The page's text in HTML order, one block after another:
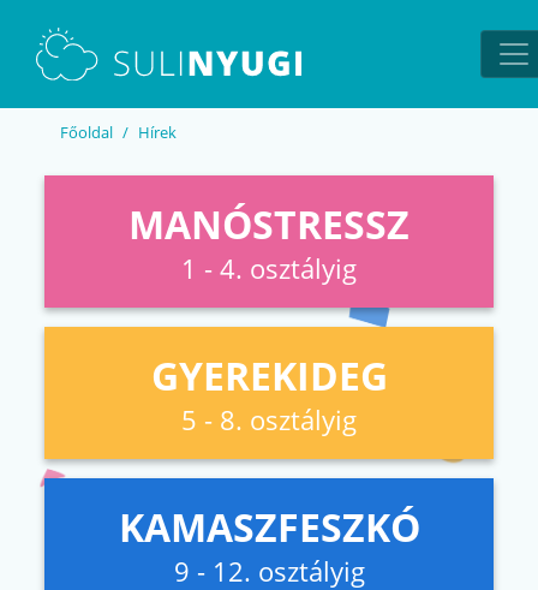
Főoldal Hírek
MANÓSTRESSZ
1 - 4. osztályig
GYEREKIDEG
5 - 8. osztályig
KAMASZFESZKÓ
9 - 12. osztályig